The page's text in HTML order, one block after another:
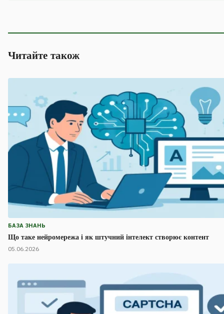
Читайте також
БАЗА ЗНАНЬ
Що таке нейромережа і як штучний інтелект створює контент
05.06.2026